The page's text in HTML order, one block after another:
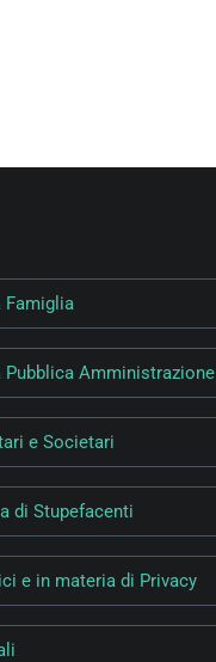
Famiglia
Pubblica Amministrazione
e Societari
di Stupefacenti
e in materia di Privacy